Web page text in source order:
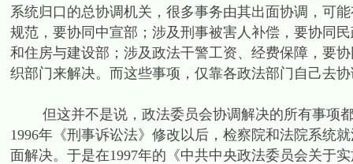
系统归口的总协调机关，很多事务由其出面协调，可
规范，要协同中宣部；涉及刑事被害人补偿，要协同
和住房与建设部；涉及政法干警工资、经费保障，要
织部门来解决。而这些事项，仅靠各政法部门自己去
但这并不是说，政法委员会协调解决的所有事项都
1996年《刑事诉讼法》修改以后，检察院和法院系统
面解决。于是在1997年的《中共中央政法委员会关于